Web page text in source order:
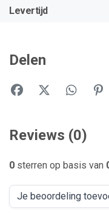
Levertijd
Delen
Reviews (0)
0 sterren op basis van
Je beoordeling